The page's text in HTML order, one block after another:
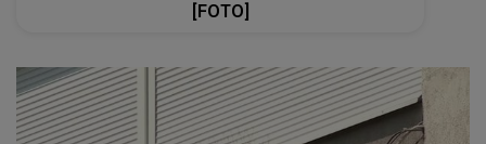
[FOTO]